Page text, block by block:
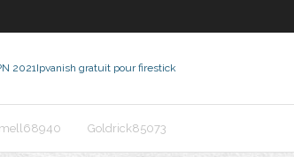
2021Ipvanish gratuit pour firestick
Goldrick85073